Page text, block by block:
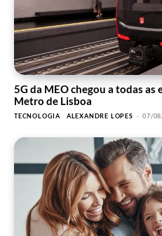
5G da MEO chegou a todas as
Metro de Lisboa
TECNOLOGIA ALEXANDRE LOPES - 07/